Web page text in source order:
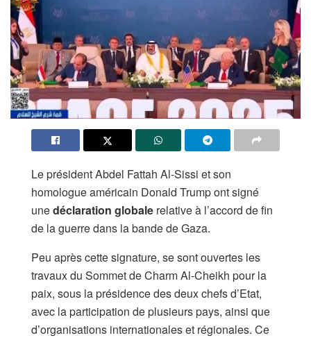
Le président Abdel Fattah Al-Sissi et son
homologue américain Donald Trump ont signé
unedéclaration globale relative à l’accord de fin
de la guerre dans la bande de Gaza.
Peu après cette signature, se sont ouvertes les
travaux du Sommet de Charm Al-Cheikh pour la
paix, sous la présidence des deux chefs d’Etat,
avec la participation de plusieurs pays, ainsi que
d’organisations internationales et régionales. Ce